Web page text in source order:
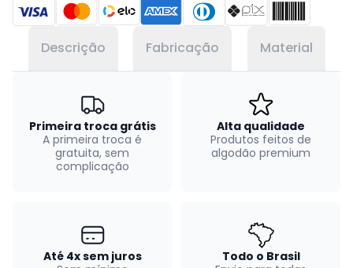
Descrição Fabricação Material
Primeira troca grátis
A primeira troca é
gratuita, sem
complicação
Alta qualidade
Produtos feitos de
algodão premium
Até 4x sem juros
Todo o Brasil